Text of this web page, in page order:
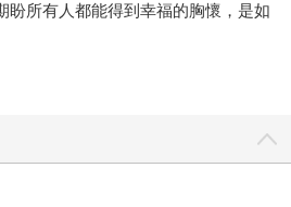
盼所有人都能得到幸福的胸懷，是如